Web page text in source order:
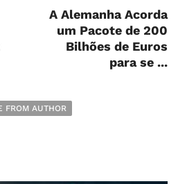
A Alemanha Acorda
um Pacote de 200
Bilhões de Euros
para se ...
FROM AUTHOR